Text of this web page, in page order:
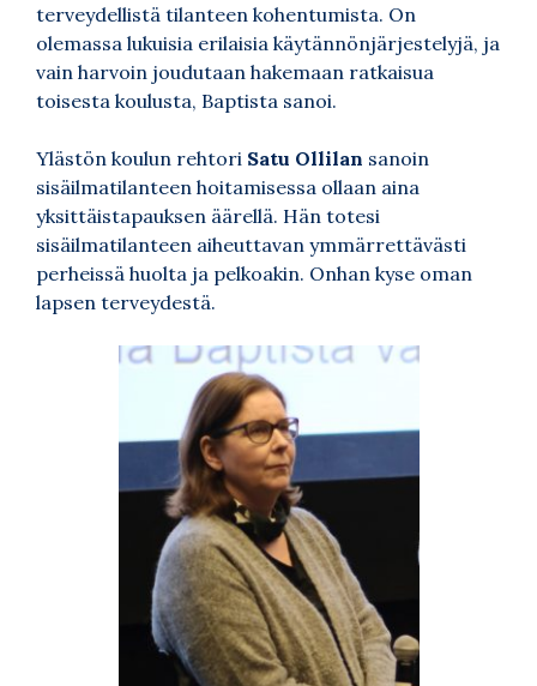
terveydellistä tilanteen kohentumista. On
olemassa lukuisia erilaisia käytännönjärjestelyjä, ja
vain harvoin joudutaan hakemaan ratkaisua
toisesta koulusta, Baptista sanoi.
Ylästön koulun rehtori Satu Ollilan sanoin
sisäilmatilanteen hoitamisessa ollaan aina
yksittäistapauksen äärellä. Hän totesi
sisäilmatilanteen aiheuttavan ymmärrettävästi
perheissä huolta ja pelkoakin. Onhan kyse oman
lapsen terveydestä.